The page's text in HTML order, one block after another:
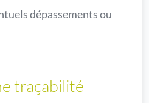
dépassements ou
traçabilité